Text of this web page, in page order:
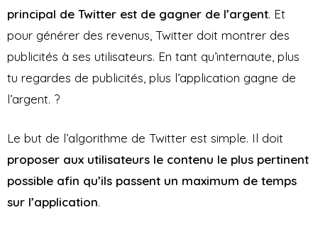
principal de Twitter est de gagner de l’argent. Et
pour générer des revenus, Twitter doit montrer des
publicités à ses utilisateurs. En tant qu’internaute, plus
tu regardes de publicités, plus l’application gagne de
l’argent. ?
Le but de l’algorithme de Twitter est simple. Il doit
proposer aux utilisateurs le contenu le plus pertinent
possible afin qu’ils passent un maximum de temps
sur l’application.